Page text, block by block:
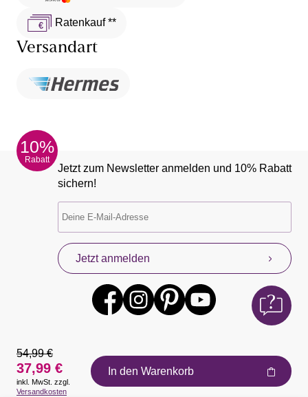
Ratenkauf **
Versandart
10%
Rabatt
Jetzt zum Newsletter anmelden und 10% Rabatt
sichern!
Jetzt anmelden
Auszeichnungen
54,99 €
37,99 €
inkl. MwSt. zzgl.
Versandkosten
In den Warenkorb